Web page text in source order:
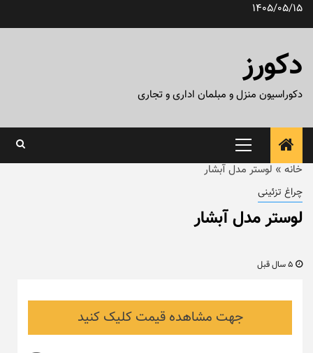
پرش1405/05/15
دکورز
دکوراسیون منزل و مبلمان اداری و تجاری
منوی
اصلی
خانه » لوستر مدل آبشار
چراغ تزئینی
لوستر مدل آبشار
جهت مشاهده قیمت کلیک کنید